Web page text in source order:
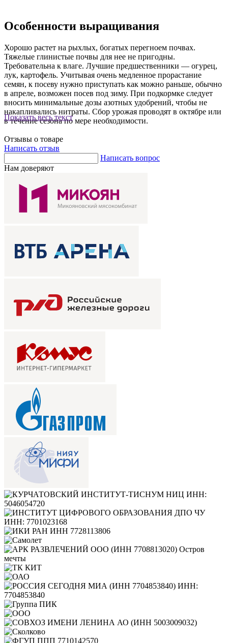
Показать весь текст
Особенности выращивания
Хорошо растет на рыхлых, богатых перегноем почвах.
Тяжелые глинистые почвы для нее не пригодны.
Требовательна к влаге. Лучшие предшественники — огурец,
лук, картофель. Учитывая очень медленное прорастание
семян, к посеву нужно приступать как можно раньше, обычно
в апреле, возможен посев под зиму. При подкормке следует
вносить минимальные дозы азотных удобрений, чтобы не
накапливались нитраты. Сбор урожая проводят в октябре или
в течение сезона по мере необходимости.
Отзывы о товаре
Написать отзыв
Написать вопрос
Нам доверяют